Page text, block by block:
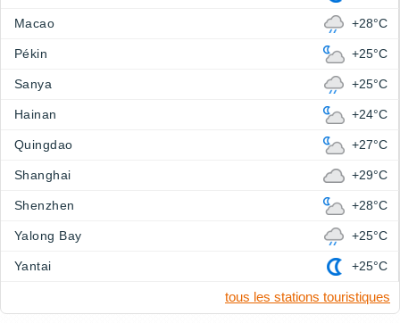
Macao +28°C
Pékin +25°C
Sanya +25°C
Hainan +24°C
Quingdao +27°C
Shanghai +29°C
Shenzhen +28°C
Yalong Bay +25°C
Yantai +25°C
tous les stations touristiques